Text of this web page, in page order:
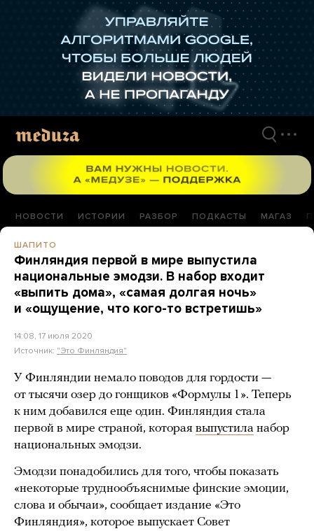
НОВОСТИ ИСТОРИИ РАЗБОР ПОДКАСТЫ МАГАЗ
ШАПИТО
Финляндия первой в мире выпустила
национальные эмодзи. В набор входит
«выпить дома», «самая долгая ночь»
и «ощущение, что кого-то встретишь»
14:08, 17 июля 2020
Источник: "Это Финляндия"
У Финляндии немало поводов для гордости —
от тысячи озер до гонщиков «Формулы 1». Теперь
к ним добавился еще один. Финляндия стала
первой в мире страной, которая выпустила набор
национальных эмодзи.
Эмодзи понадобились для того, чтобы показать
«некоторые труднообъяснимые финские эмоции,
слова и обычаи», сообщает издание «Это
Финляндия», которое выпускает Совет